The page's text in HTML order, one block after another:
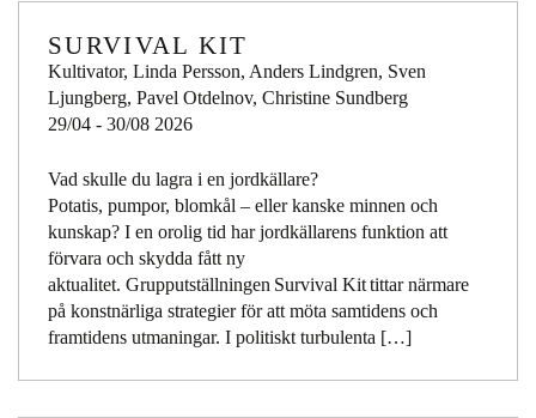
SURVIVAL KIT
Kultivator, Linda Persson, Anders Lindgren, Sven
Ljungberg, Pavel Otdelnov, Christine Sundberg
29/04 - 30/08 2026
Vad skulle du lagra i en jordkällare?
Potatis, pumpor, blomkål – eller kanske minnen och
kunskap? I en orolig tid har jordkällarens funktion att
förvara och skydda fått ny
aktualitet. Grupputställningen Survival Kit tittar närmare
på konstnärliga strategier för att möta samtidens och
framtidens utmaningar. I politiskt turbulenta […]